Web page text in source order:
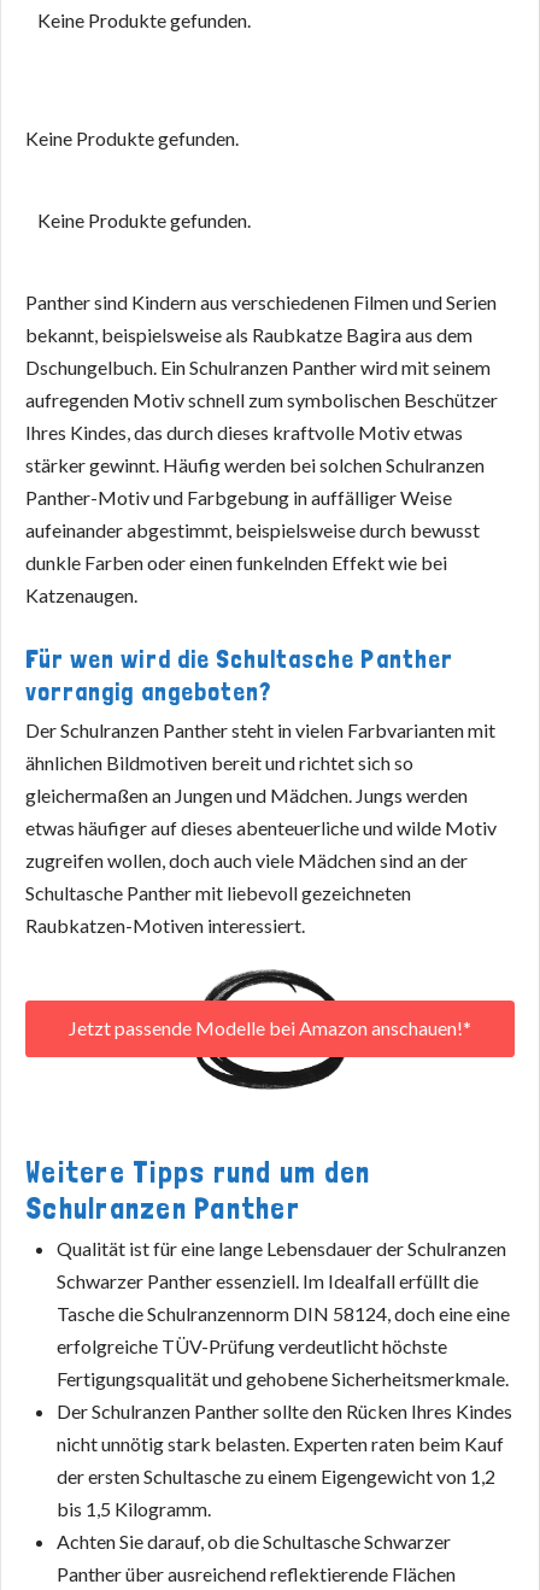
Keine Produkte gefunden.
Keine Produkte gefunden.
Keine Produkte gefunden.
Panther sind Kindern aus verschiedenen Filmen und Serien
bekannt, beispielsweise als Raubkatze Bagira aus dem
Dschungelbuch. Ein Schulranzen Panther wird mit seinem
aufregenden Motiv schnell zum symbolischen Beschützer
Ihres Kindes, das durch dieses kraftvolle Motiv etwas
stärker gewinnt. Häufig werden bei solchen Schulranzen
Panther-Motiv und Farbgebung in auffälliger Weise
aufeinander abgestimmt, beispielsweise durch bewusst
dunkle Farben oder einen funkelnden Effekt wie bei
Katzenaugen.
Für wen wird die Schultasche Panther
vorrangig angeboten?
Der Schulranzen Panther steht in vielen Farbvarianten mit
ähnlichen Bildmotiven bereit und richtet sich so
gleichermaßen an Jungen und Mädchen. Jungs werden
etwas häufiger auf dieses abenteuerliche und wilde Motiv
zugreifen wollen, doch auch viele Mädchen sind an der
Schultasche Panther mit liebevoll gezeichneten
Raubkatzen-Motiven interessiert.
Jetzt passende Modelle bei Amazon anschauen!*
Weitere Tipps rund um den
Schulranzen Panther
Qualität ist für eine lange Lebensdauer der Schulranzen
Schwarzer Panther essenziell. Im Idealfall erfüllt die
Tasche die Schulranzennorm DIN 58124, doch eine eine
erfolgreiche TÜV-Prüfung verdeutlicht höchste
Fertigungsqualität und gehobene Sicherheitsmerkmale.
Der Schulranzen Panther sollte den Rücken Ihres Kindes
nicht unnötig stark belasten. Experten raten beim Kauf
der ersten Schultasche zu einem Eigengewicht von 1,2
bis 1,5 Kilogramm.
Achten Sie darauf, ob die Schultasche Schwarzer
Panther über ausreichend reflektierende Flächen